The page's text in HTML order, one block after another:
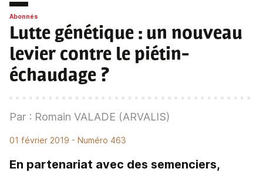
Abonnés
Lutte génétique : un nouveau
levier contre le piétin-
échaudage ?
Par : Romain VALADE (ARVALIS)
01 février 2019 - Numéro 463
En partenariat avec des semenciers,